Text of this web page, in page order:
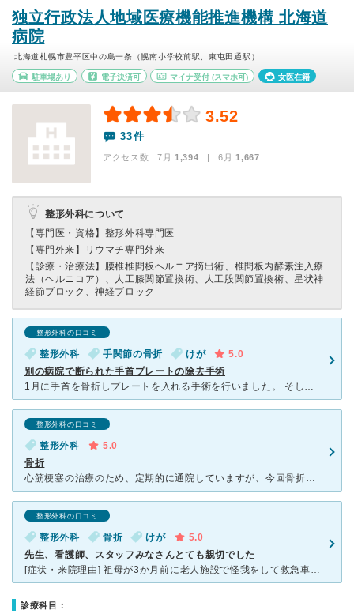
独立行政法人地域医療機能推進機構 北海道
病院
北海道札幌市豊平区中の島一条（幌南小学校前駅、東屯田通駅）
駐車場あり 電子決済可 マイナ受付 (スマホ可) 女医在籍
3.52
33件
アクセス数 7月:1,394 | 6月:1,667
整形外科について
【専門医・資格】 整形外科専門医
【専門外来】
リウマチ専門外来
【診療・治療法】
腰椎椎間板ヘルニア摘出術、椎間板内酵素注入療
法（ヘルニコア）、人工膝関節置換術、人工股関節置換術、星状神
経節ブロック、神経ブロック
整形外科の口コミ
整形外科 手関節の骨折 けが
5.0
別の病院で断られた手首プレートの除去手術
1月に手首を骨折しプレートを入れる手術を行いました。 そして、4月にその担当医は異動のため、違う医師に治療が引き継がれました。 プレートを入れた際は半年後に取るとのことで手術を行いましたが、新しい
整形外科の口コミ
整形外科
5.0
骨折
心筋梗塞の治療のため、定期的に通院していますが、今回骨折した際、救急病院の先生に迷いなく紹介状を書いてもらいました。 心臓内科の先生も非常に親身に診てくれます。心臓カテーテルの分野では北海道では優秀
整形外科の口コミ
整形外科 骨折 けが
5.0
先生、看護師、スタッフみなさんとても親切でした
[症状・来院理由] 祖母が3か月前に老人施設で怪我をして救急車で運ばれたのが北海道社会保険病院でした。 [医師の診断・治療法] 大腿骨を骨折しており、その後のケア方法は2つ。手術をしてボルトで骨
診療科目：